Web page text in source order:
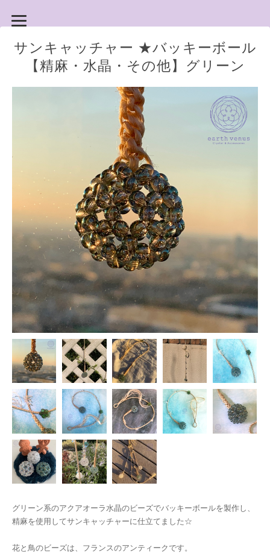
サンキャッチャー ★バッキーボール
【精麻・水晶・その他】グリーン
グリーン系のアクアオーラ水晶のビーズでバッキーボールを製作し、
精麻を使用してサンキャッチャーに仕立てました☆
花と鳥のビーズは、フランスのアンティークです。